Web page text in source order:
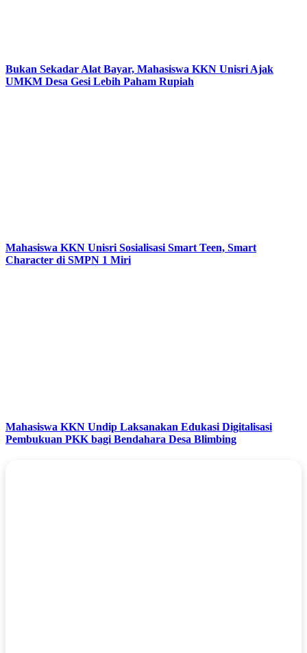
Bukan Sekadar Alat Bayar, Mahasiswa KKN Unisri Ajak
UMKM Desa Gesi Lebih Paham Rupiah
Mahasiswa KKN Unisri Sosialisasi Smart Teen, Smart
Character di SMPN 1 Miri
Mahasiswa KKN Undip Laksanakan Edukasi Digitalisasi
Pembukuan PKK bagi Bendahara Desa Blimbing